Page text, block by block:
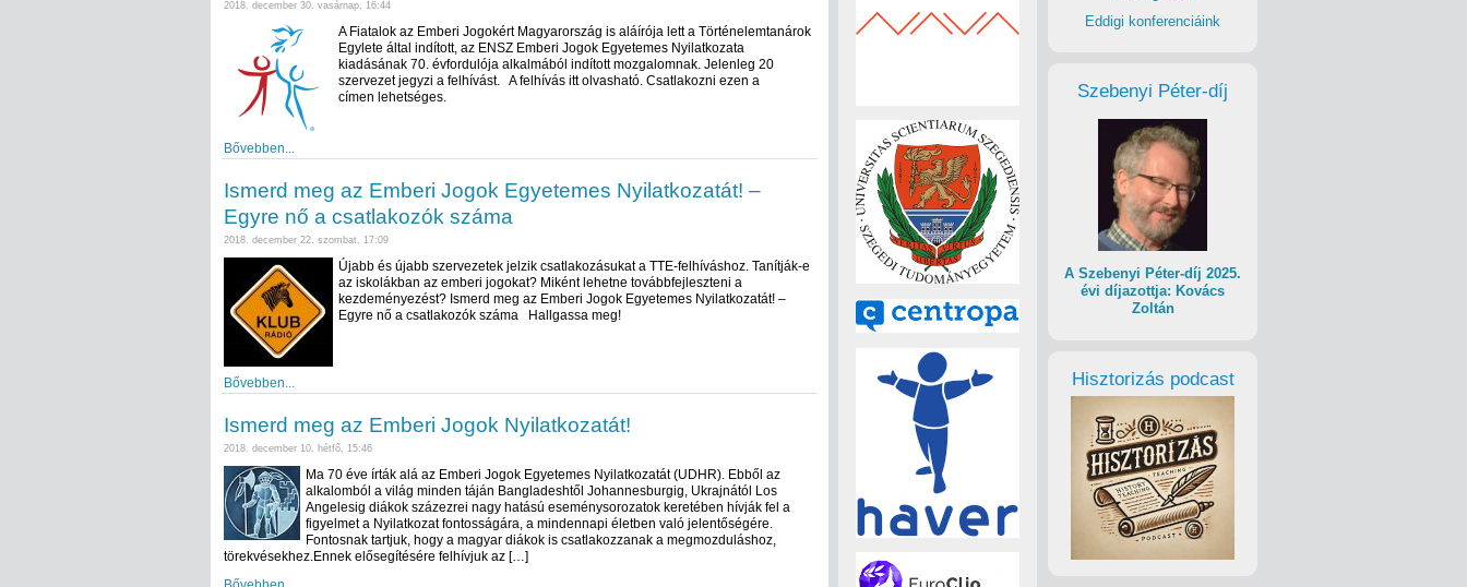
2018. december 30. vasárnap, 16:44
A Fiatalok az Emberi Jogokért Magyarország is aláírója lett a Történelemtanárok
Egylete által indított, az ENSZ Emberi Jogok Egyetemes Nyilatkozata
kiadásának 70. évfordulója alkalmából indított mozgalomnak. Jelenleg 20
szervezet jegyzi a felhívást. A felhívás itt olvasható. Csatlakozni ezen a
címen lehetséges.
Bővebben...
Ismerd meg az Emberi Jogok Egyetemes Nyilatkozatát! –
Egyre nő a csatlakozók száma
2018. december 22. szombat, 17:09
Újabb és újabb szervezetek jelzik csatlakozásukat a TTE-felhíváshoz. Tanítják-e
az iskolákban az emberi jogokat? Miként lehetne továbbfejleszteni a
kezdeményezést? Ismerd meg az Emberi Jogok Egyetemes Nyilatkozatát! –
Egyre nő a csatlakozók száma Hallgassa meg!
Bővebben...
Ismerd meg az Emberi Jogok Nyilatkozatát!
2018. december 10. hétfő, 15:46
Ma 70 éve írták alá az Emberi Jogok Egyetemes Nyilatkozatát (UDHR). Ebből az
alkalomból a világ minden táján Bangladeshtől Johannesburgig, Ukrajnától Los
Angelesig diákok százezrei nagy hatású eseménysorozatok keretében hívják fel a
figyelmet a Nyilatkozat fontosságára, a mindennapi életben való jelentőségére.
Fontosnak tartjuk, hogy a magyar diákok is csatlakozzanak a megmozduláshoz,
törekvésekhez.Ennek elősegítésére felhívjuk az […]
Eddigi konferenciáink
Szebenyi Péter-díj
A Szebenyi Péter-díj 2025.
évi díjazottja: Kovács
Zoltán
Hisztorizás podcast